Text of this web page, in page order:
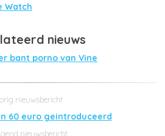
Watch
nieuws
bant porno van Vine
60 euro geintroduceerd